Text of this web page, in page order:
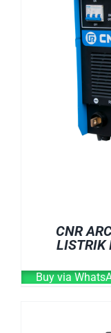
CNR
LISTRIK
Buy via